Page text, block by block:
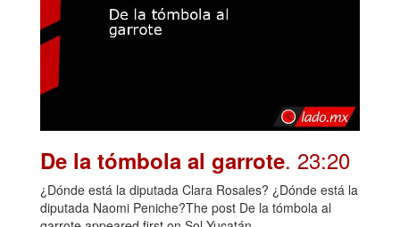
De la tómbola al garrote. 23:20
¿Dónde está la diputada Clara Rosales? ¿Dónde está la
diputada Naomi Peniche?The post De la tómbola al